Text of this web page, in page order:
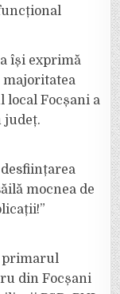
își exprimă
majoritatea
local Focșani a
județ.
mocnea de
din Focșani